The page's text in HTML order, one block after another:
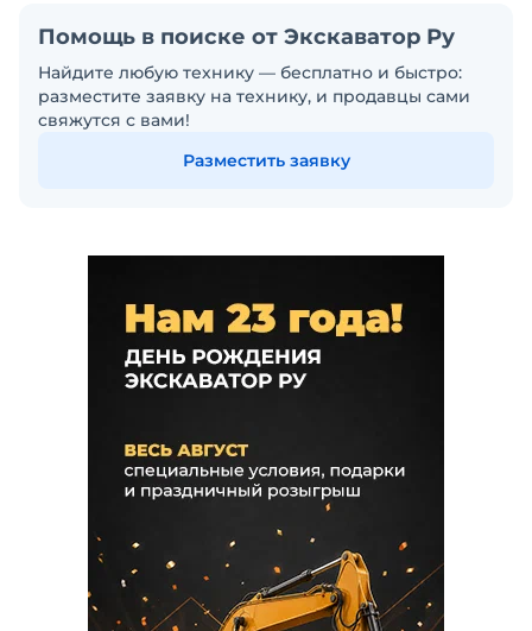
Помощь в поиске от Экскаватор Ру
Найдите любую технику — бесплатно и быстро:
разместите заявку на технику, и продавцы сами
свяжутся с вами!
Разместить заявку